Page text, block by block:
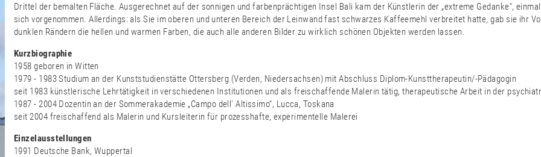
Drittel der bemalten Fläche. Ausgerechnet auf der sonnigen und farbenprächtigen Insel Bali kam der Künstlerin der „extreme Gedanke“,
sich vorgenommen. Allerdings: als Sie im oberen und unteren Bereich der Leinwand fast schwarzes Kaffeemehl verbreitet hatte, gab sie ihr
dunklen Rändern die hellen und warmen Farben, die auch alle anderen Bilder zu wirklich schönen Objekten werden lassen.
Kurzbiographie
1958 geboren in Witten
1979 - 1983 Studium an der Kunststudienstätte Ottersberg (Verden, Niedersachsen) mit Abschluss Diplom-Kunsttherapeutin/-Pädagogin
seit 1983 künstlerische Lehrtätigkeit in verschiedenen Institutionen und als freischaffende Malerin tätig, therapeutische Arbeit in der
1987 - 2004 Dozentin an der Sommerakademie „Campo dell' Altissimo“, Lucca, Toskana
seit 2004 freischaffend als Malerin und Kursleiterin für prozesshafte, experimentelle Malerei
Einzelausstellungen
1991 Deutsche Bank, Wuppertal